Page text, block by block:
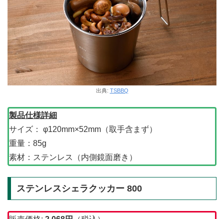
出典: TSBBQ
製品仕様詳細
サイズ： φ120mm×52mm（取手含まず）
重量：85g
素材：ステンレス（内側鏡面磨き）
ステンレスシェラクッカー 800